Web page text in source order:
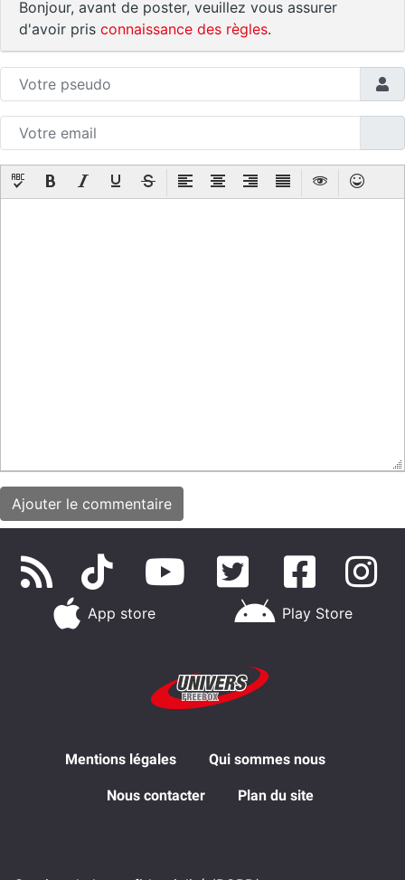
Bonjour, avant de poster, veuillez vous assurer
d'avoir pris connaissance des règles.
App store Play Store
Mentions légales Qui sommes nous
Nous contacter Plan du site